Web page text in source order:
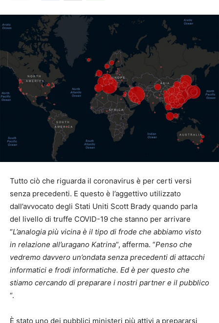
Tutto ciò che riguarda il coronavirus è per certi versi
senza precedenti. E questo è l’aggettivo utilizzato
dall’avvocato degli Stati Uniti Scott Brady quando parla
del livello di truffe COVID-19 che stanno per arrivare
“L’analogia più vicina è il tipo di frode che abbiamo visto
in relazione all’uragano Katrina“, afferma. “Penso che
vedremo davvero un’ondata senza precedenti di attacchi
informatici e frodi informatiche. Ed è per questo che
stiamo cercando di preparare i nostri partner e il pubblico
“.
È stato uno dei pubblici ministeri più attivi a prepararsi